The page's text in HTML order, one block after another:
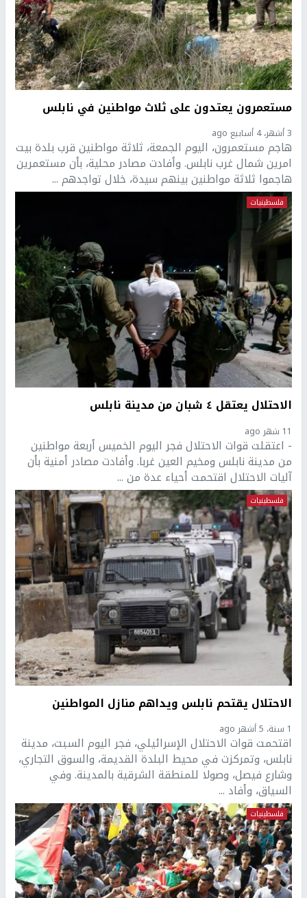
مستعمرون يعتدون على ثلاث مواطنين في نابلس
3 أشهر، 4 أسابيع ago
هاجم مستعمرون، اليوم الجمعة، ثلاثة مواطنين قرب بلدة بيت
امرين شمال غرب نابلس. وأفادت مصادر محلية، بأن مستعمرين
هاجموا ثلاثة مواطنين بينهم سيدة، خلال تواجدهم ...
فلسطينيات
الاحتلال يعتقل ٤ شبان من مدينة نابلس
11 شهر ago
- اعتقلت قوات الاحتلال فجر اليوم الخميس أربعة مواطنين
من مدينة نابلس ومخيم العين غربا. وأفادت مصادر أمنية بأن
آليات الاحتلال اقتحمت أحياء عدة من ...
فلسطينيات
الاحتلال يقتحم نابلس ويداهم منازل المواطنين
1 سنة، 5 أشهر ago
اقتحمت قوات الاحتلال الإسرائيلي، فجر اليوم السبت، مدينة
نابلس، وتمركزت في محيط البلدة القديمة، والسوق التجاري،
وشارع فيصل، وصولا للمنطقة الشرقية بالمدينة. وفي
السياق، وأفاد ...
فلسطينيات